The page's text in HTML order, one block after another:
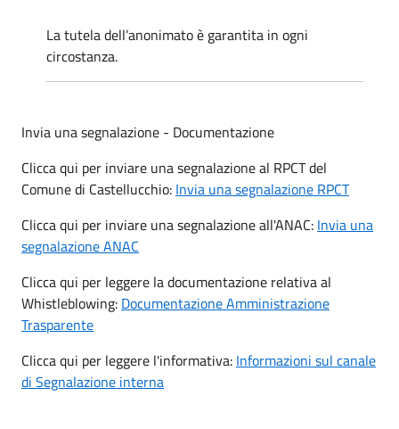
La tutela dell’anonimato è garantita in ogni
circostanza.
Invia una segnalazione - Documentazione
Clicca qui per inviare una segnalazione al RPCT del
Comune di Castellucchio: Invia una segnalazione RPCT
Clicca qui per inviare una segnalazione all'ANAC: Invia una
segnalazione ANAC
Clicca qui per leggere la documentazione relativa al
Whistleblowing: Documentazione Amministrazione
Trasparente
Clicca qui per leggere l'informativa: Informazioni sul canale
di Segnalazione interna